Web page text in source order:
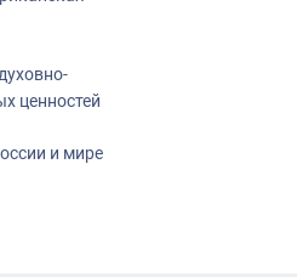
ценностей
и мире